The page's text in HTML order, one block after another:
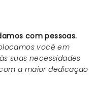
com pessoas.
você em
suas necessidades
a maior dedicação